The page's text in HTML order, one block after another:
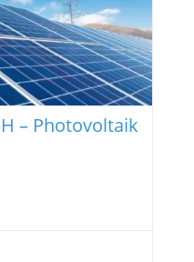
– Photovoltaik